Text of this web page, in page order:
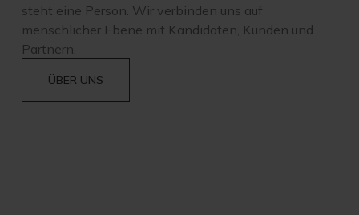
steht eine Person. Wir verbinden uns auf
menschlicher Ebene mit Kandidaten, Kunden und
Partnern.
ÜBER UNS